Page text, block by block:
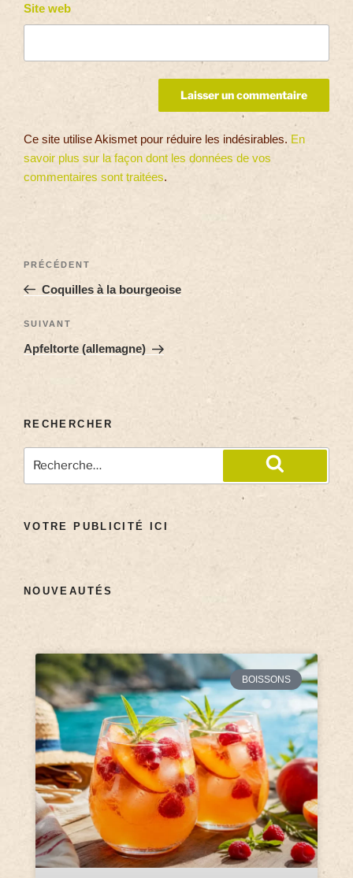
Site web
Ce site utilise Akismet pour réduire les indésirables. En
savoir plus sur la façon dont les données de vos
commentaires sont traitées.
PRÉCÉDENT
Coquilles à la bourgeoise
SUIVANT
Apfeltorte (allemagne)
RECHERCHER
VOTRE PUBLICITÉ ICI
NOUVEAUTÉS
BOISSONS